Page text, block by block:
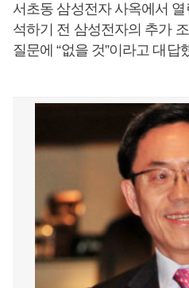
서초동 삼성전자 사옥에서
석하기 전 삼성전자의 추가
질문에 “없을 것”이라고 대답